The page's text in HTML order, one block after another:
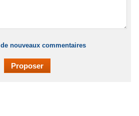
nouveaux commentaires